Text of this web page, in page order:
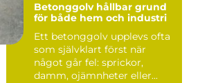
Betonggolv hållbar grund
för både hem och industri
Ett betonggolv upplevs ofta
som självklart först när
något går fel: sprickor,
damm, ojämnheter eller...